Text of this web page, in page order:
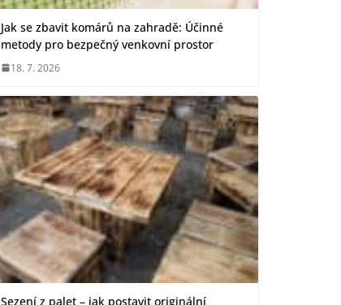
Jak se zbavit komárů na zahradě: Účinné
metody pro bezpečný venkovní prostor
18. 7. 2026
Sezení z palet – jak postavit originální